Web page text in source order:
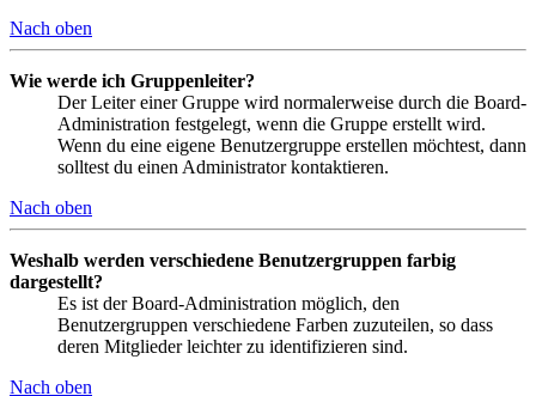
Nach oben
Wie werde ich Gruppenleiter?
Der Leiter einer Gruppe wird normalerweise durch die Board-
Administration festgelegt, wenn die Gruppe erstellt wird.
Wenn du eine eigene Benutzergruppe erstellen möchtest, dann
solltest du einen Administrator kontaktieren.
Nach oben
Weshalb werden verschiedene Benutzergruppen farbig
dargestellt?
Es ist der Board-Administration möglich, den
Benutzergruppen verschiedene Farben zuzuteilen, so dass
deren Mitglieder leichter zu identifizieren sind.
Nach oben